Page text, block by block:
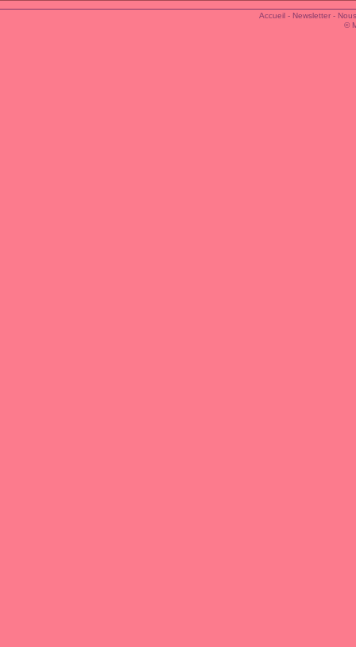
Accueil- Newsletter-
©